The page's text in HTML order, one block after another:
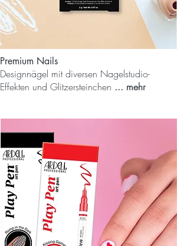
Premium Nails
Designnägel mit diversen Nagelstudio-
Effekten und Glitzersteinchen ... mehr